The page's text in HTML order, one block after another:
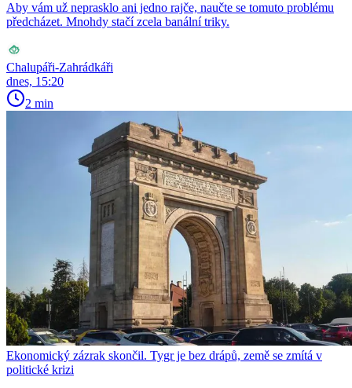
Aby vám už neprasklo ani jedno rajče, naučte se tomuto problému
předcházet. Mnohdy stačí zcela banální triky.
Chalupáři-Zahrádkáři
dnes, 15:20
2 min
Ekonomický zázrak skončil. Tygr je bez drápů, země se zmítá v
politické krizi